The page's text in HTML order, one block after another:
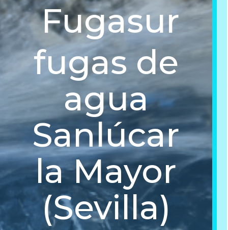
Fugasur
fugas de
agua
Sanlúcar
la Mayor
(Sevilla)